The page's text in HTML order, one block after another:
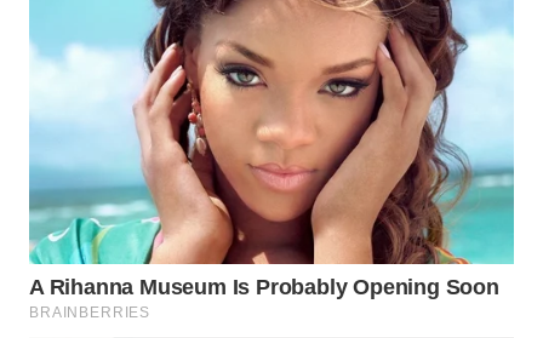
KEPULAUAN
TANGERANG
WN
BINJAI
WN